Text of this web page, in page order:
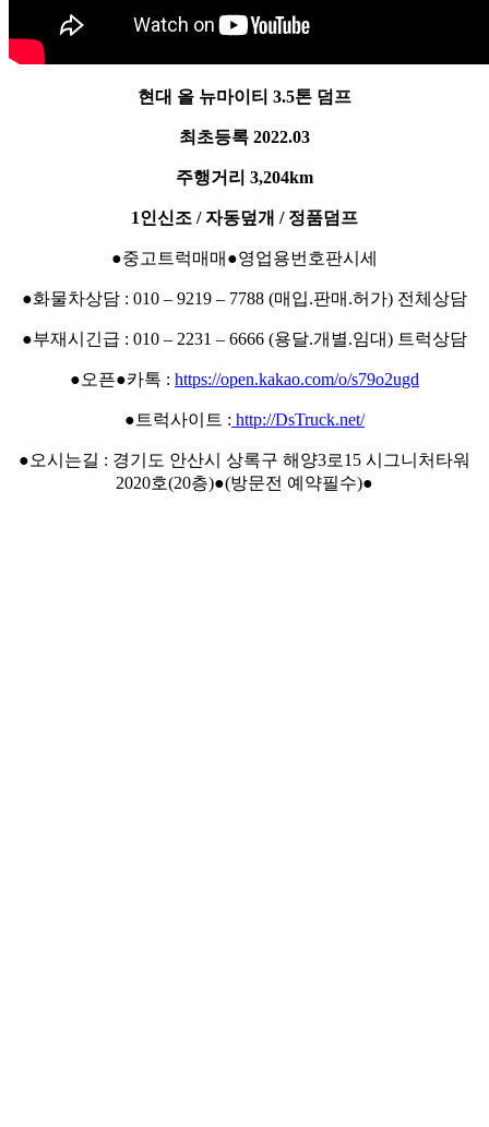
현대 올 뉴마이티 3.5톤 덤프
최초등록 2022.03
주행거리 3,204km
1인신조 / 자동덮개 / 정품덤프
●중고트럭매매●영업용번호판시세
●화물차상담 : 010 – 9219 – 7788 (매입.판매.허가) 전체상담
●부재시긴급 : 010 – 2231 – 6666 (용달.개별.임대) 트럭상담
●오픈●카톡 : https://open.kakao.com/o/s79o2ugd
●트럭사이트 : http://DsTruck.net/
●오시는길 : 경기도 안산시 상록구 해양3로15 시그니처타워
2020호(20층)●(방문전 예약필수)●